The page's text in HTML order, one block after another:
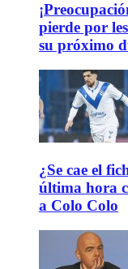
pierde por
su próximo
¿Se cae el
última hora
a Colo Colo